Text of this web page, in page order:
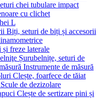
chei tubulare impact
cu clichet
L
Biți, seturi de biți și accesorii
și freze laterale
Șurubelnițe, seturi de
Instrumente de măsură
Clește, foarfece de tăiat
Scule de dezizolare
Clește de sertizare pini și